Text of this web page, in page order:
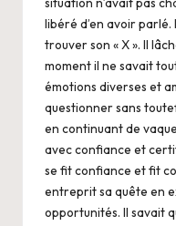
libéré d’en avoir
trouver son « X ». Il
moment il ne savait
émotions diverses et
questionner sans
en continuant de
avec confiance et
se fit confiance et fit
entreprit sa quête en
opportunités. Il savait